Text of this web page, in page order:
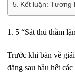
Kết luận: Tương
1. 5 “Sát thủ thầm
Trước khi bàn về
đằng sau hầu hết các